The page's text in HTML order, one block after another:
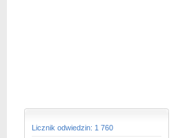
Licznik odwiedzin: 1 760